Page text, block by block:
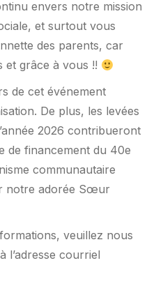
envers notre mission
et surtout vous
des parents, car
et grâce à vous !!
de cet événement
De plus, les levées
2026 contribueront
de financement du 40e
communautaire
notre adorée Sœur
veuillez nous
l’adresse courriel